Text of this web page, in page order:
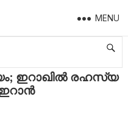
MENU
മിലിഷ്യകളെ രൂപീകരിച്ച് ഇറാൻ റെവല്യൂഷണറി ഗാർഡ്
ഇറാഖിൽ രഹസ്യ